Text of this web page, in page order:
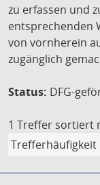
zu erfassen und
entsprechenden
von vornherein
zugänglich
Status: DFG-
1 Treffer sortiert